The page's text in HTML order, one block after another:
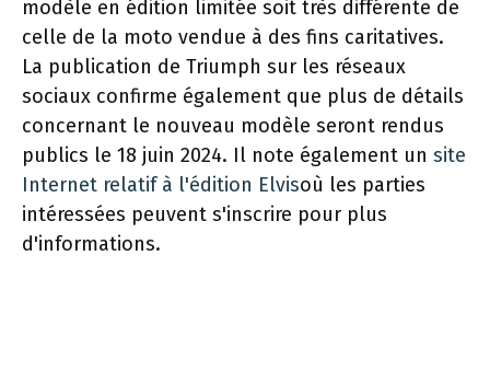
modèle en édition limitée soit très différente de
celle de la moto vendue à des fins caritatives.
La publication de Triumph sur les réseaux
sociaux confirme également que plus de détails
concernant le nouveau modèle seront rendus
publics le 18 juin 2024. Il note également un site
Internet relatif à l'édition Elvisoù les parties
intéressées peuvent s'inscrire pour plus
d'informations.